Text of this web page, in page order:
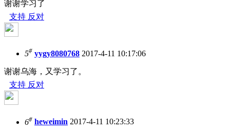
谢谢学习了
支持 反对
5# yygy8080768 2017-4-11 10:17:06
谢谢乌海，又学习了。
支持 反对
6# heweimin 2017-4-11 10:23:33